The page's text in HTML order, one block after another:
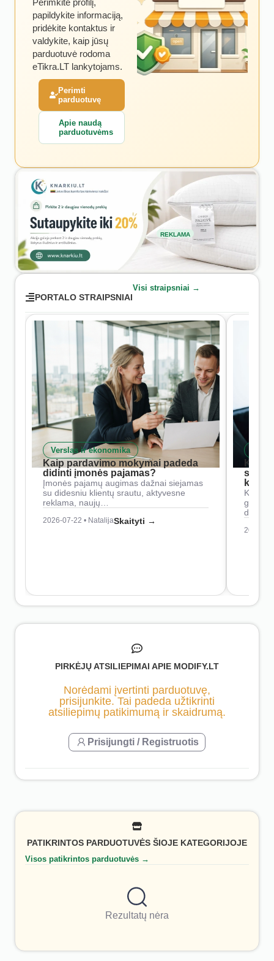
Perimkite profilį,
papildykite informaciją,
pridėkite kontaktus ir
valdykite, kaip jūsų
parduotuvė rodoma
eTikra.LT lankytojams.
Perimti
parduotuvę
Apie naudą
parduotuvėms
REKLAMA
PORTALO STRAIPSNIAI
Visi straipsniai →
Verslas ir ekonomika
Kaip pardavimo mokymai padeda
didinti įmonės pajamas?
Įmonės pajamų augimas dažnai siejamas
su didesniu klientų srautu, aktyvesne
reklama, naujų…
2026-07-22 • NatalijaSkaityti →
Kaip
2026-
PIRKĖJŲ ATSILIEPIMAI APIE MODIFY.LT
Norėdami įvertinti parduotuvę,
prisijunkite. Tai padeda užtikrinti
atsiliepimų patikimumą ir skaidrumą.
Prisijungti / Registruotis
PATIKRINTOS PARDUOTUVĖS ŠIOJE KATEGORIJOJE
Visos patikrintos parduotuvės →
Rezultatų nėra